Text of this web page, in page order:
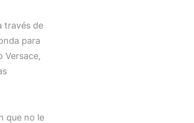
través de
para
Versace,
que no le